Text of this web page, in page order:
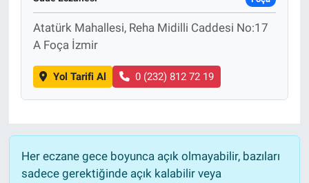
Atatürk Mahallesi, Reha Midilli Caddesi No:17
A Foça İzmir
Yol Tarifi Al 0 (232) 812 72 19
Her eczane gece boyunca açık olmayabilir, bazıları
sadece gerektiğinde açık kalabilir veya
Çevre
Yerel
Magazin